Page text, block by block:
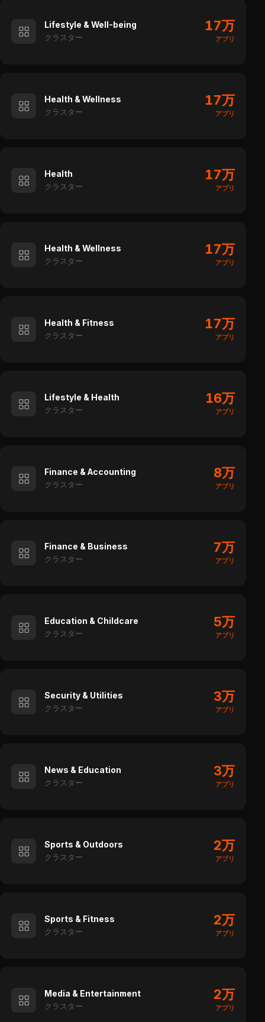
Lifestyle & Well-being
クラスター
17万
アプリ
Health & Wellness
クラスター
17万
アプリ
Health
クラスター
17万
アプリ
Health & Wellness
クラスター
17万
アプリ
Health & Fitness
クラスター
17万
アプリ
Lifestyle & Health
クラスター
16万
アプリ
Finance & Accounting
クラスター
8万
アプリ
Finance & Business
クラスター
7万
アプリ
Education & Childcare
クラスター
5万
アプリ
Security & Utilities
クラスター
3万
アプリ
News & Education
クラスター
3万
アプリ
Sports & Outdoors
クラスター
2万
アプリ
Sports & Fitness
クラスター
2万
アプリ
Media & Entertainment
クラスター
2万
アプリ